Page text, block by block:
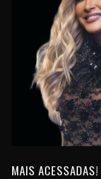
MAIS ACESSADAS!